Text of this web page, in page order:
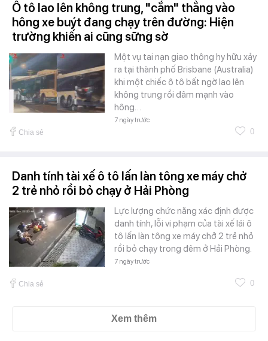
Ô tô lao lên không trung, "cắm" thẳng vào
hông xe buýt đang chạy trên đường: Hiện
trường khiến ai cũng sững sờ
Một vụ tai nạn giao thông hy hữu xảy
ra tại thành phố Brisbane (Australia)
khi một chiếc ô tô bất ngờ lao lên
không trung rồi đâm mạnh vào
hông…
7 ngày trước
Chia sẻ 0
Danh tính tài xế ô tô lấn làn tông xe máy chở
2 trẻ nhỏ rồi bỏ chạy ở Hải Phòng
Lực lượng chức năng xác định được
danh tính, lỗi vi phạm của tài xế lái ô
tô lấn làn tông xe máy chở 2 trẻ nhỏ
rồi bỏ chạy trong đêm ở Hải Phòng.
7 ngày trước
Chia sẻ 0
Xem thêm